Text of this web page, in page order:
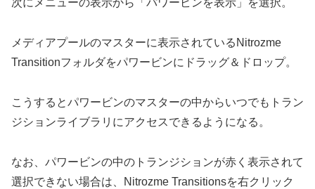
次にメニューの表示から「パワービンを表示」を選択。
メディアプールのマスターに表示されているNitrozme
Transitionフォルダをパワービンにドラッグ＆ドロップ。
こうするとパワービンのマスターの中からいつでもトラン
ジションライブラリにアクセスできるようになる。
なお、パワービンの中のトランジションが赤く表示されて
選択できない場合は、Nitrozme Transitionsを右クリック